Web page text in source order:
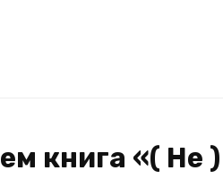
книга «( Не